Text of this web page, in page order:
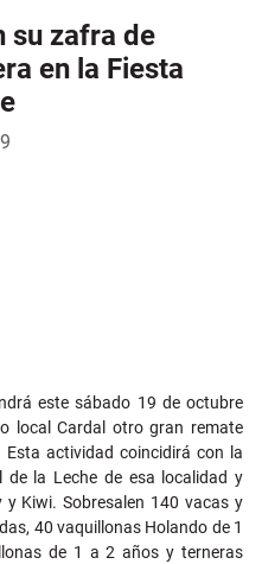
su zafra de
en la Fiesta
este sábado 19 de octubre
local Cardal otro gran remate
actividad coincidirá con la
de la Leche de esa localidad y
Kiwi. Sobresalen 140 vacas y
40 vaquillonas Holando de 1
de 1 a 2 años y terneras